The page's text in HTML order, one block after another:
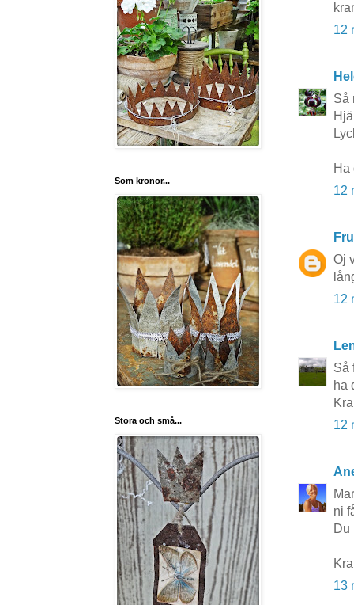
12
Så
Ha
12
Oj
12
Så
ha
12
ni
Du
13
Som kronor...
Stora och små...